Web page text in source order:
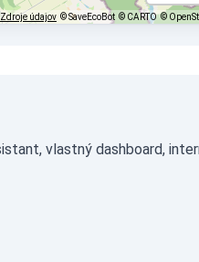
Zdroje údajov © SaveEcoBot © CARTO ©
vlastný dashboard,